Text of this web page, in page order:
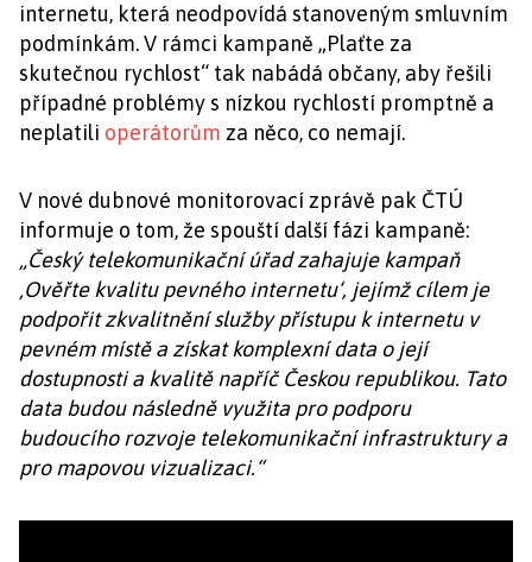
internetu, která neodpovídá stanoveným smluvním
podmínkám. V rámci kampaně „Plaťte za
skutečnou rychlost“ tak nabádá občany, aby řešili
případné problémy s nízkou rychlostí promptně a
neplatili operátorům za něco, co nemají.
V nové dubnové monitorovací zprávě pak ČTÚ
informuje o tom, že spouští další fázi kampaně:
„Český telekomunikační úřad zahajuje kampaň
‚Ověřte kvalitu pevného internetu‘, jejímž cílem je
podpořit zkvalitnění služby přístupu k internetu v
pevném místě a získat komplexní data o její
dostupnosti a kvalitě napříč Českou republikou. Tato
data budou následně využita pro podporu
budoucího rozvoje telekomunikační infrastruktury a
pro mapovou vizualizaci.“